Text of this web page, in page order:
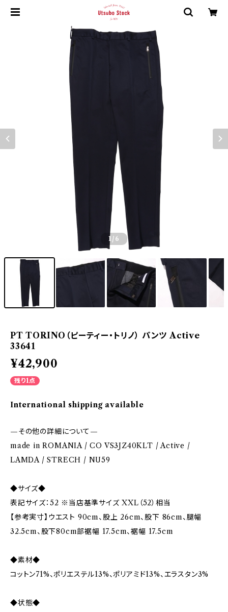
1 /6
PT TORINO（ピーティー・トリノ） パンツ Active
33641
¥42,900
残り1点
International shipping available
—その他の詳細について—
made in ROMANIA / CO VS3JZ40KLT / Active /
LAMDA / STRECH / NU59
◆サイズ◆
表記サイズ：52 ※当店基準サイズ XXL（52）相当
【参考実寸】ウエスト 90cm、股上 26cm、股下 86cm、腿幅
32.5cm、股下80cm部裾幅 17.5cm、裾幅 17.5cm
◆素材◆
コットン71%、ポリエステル13%、ポリアミド13%、エラスタン3%
◆状態◆